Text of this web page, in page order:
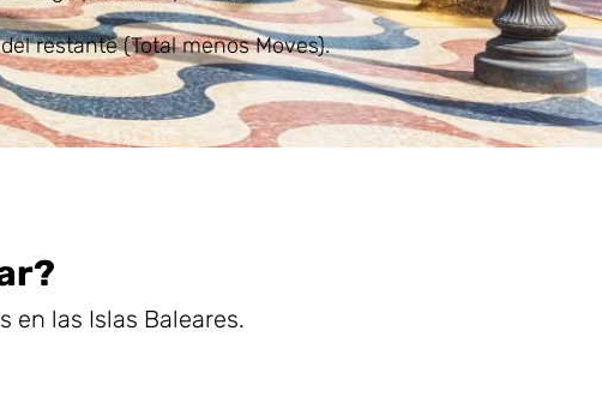
restante (Total menos Moves).
en las Islas Baleares.